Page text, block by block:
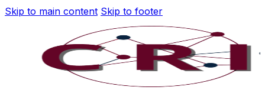
Skip to main content Skip to footer